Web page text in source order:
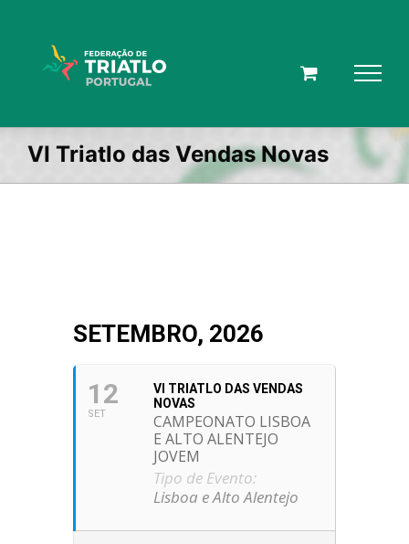
VI Triatlo das Vendas Novas
SETEMBRO, 2026
12
SET
VI TRIATLO DAS VENDAS
NOVAS
CAMPEONATO LISBOA
E ALTO ALENTEJO
JOVEM
Tipo de Evento:
Lisboa e Alto Alentejo